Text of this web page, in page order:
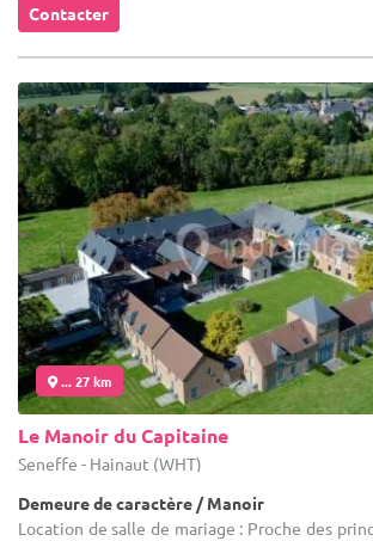
Contacter
... 27 km
Le Manoir du Capitaine
Seneffe - Hainaut (WHT)
Demeure de caractère / Manoir
Location de salle de mariage : Proche des